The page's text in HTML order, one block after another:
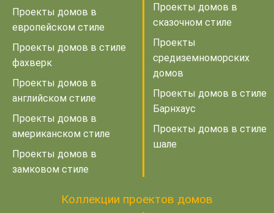
Проекты домов в
европейском стиле
Проекты домов в стиле
фахверк
Проекты домов в
английском стиле
Проекты домов в
американском стиле
Проекты домов в
замковом стиле
Проекты домов в
сказочном стиле
Проекты
средиземноморских
домов
Проекты домов в стиле
Барнхаус
Проекты домов в стиле
шале
Коллекции проектов домов